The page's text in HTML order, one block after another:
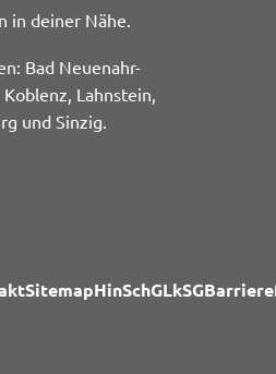
in deiner Nähe.
Bad Neuenahr-
Lahnstein,
und Sinzig.
SitemapHinSchGLkSG